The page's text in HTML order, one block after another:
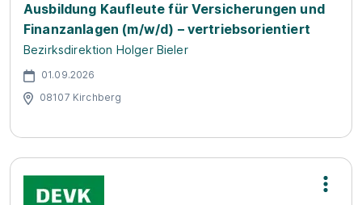
Ausbildung Kaufleute für Versicherungen und
Finanzanlagen (m/w/d) – vertriebsorientiert
Bezirksdirektion Holger Bieler
01.09.2026
08107 Kirchberg